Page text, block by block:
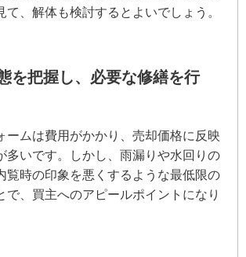
て、解体も検討するとよいでしょう。
を把握し、必要な修繕を行
ームは費用がかかり、売却価格に反映
多いです。しかし、雨漏りや水回りの
覧時の印象を悪くするような最低限の
で、買主へのアピールポイントになり